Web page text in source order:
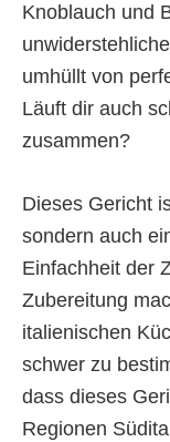
Knoblauch und
umhüllt von
Läuft dir auch
zusammen?
Dieses Gericht
sondern auch
Einfachheit der
Zubereitung
italienischen
schwer zu
dass dieses
Regionen